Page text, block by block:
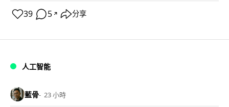
39 5 ↗ 分享
人工智能
藍骨 23 小時